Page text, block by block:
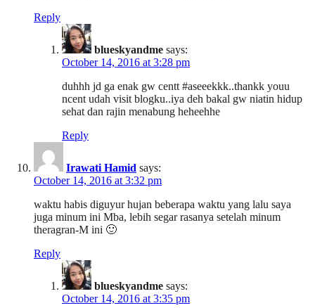
Reply
blueskyandme says:
October 14, 2016 at 3:28 pm
duhhh jd ga enak gw centt #aseeekkk..thankk youu
ncent udah visit blogku..iya deh bakal gw niatin hidup
sehat dan rajin menabung heheehhe
Reply
Irawati Hamid says:
October 14, 2016 at 3:32 pm
waktu habis diguyur hujan beberapa waktu yang lalu saya
juga minum ini Mba, lebih segar rasanya setelah minum
theragran-M ini 🙂
Reply
blueskyandme says:
October 14, 2016 at 3:35 pm